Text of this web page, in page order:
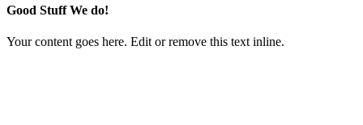
Good Stuff We do!
Your content goes here. Edit or remove this text inline.